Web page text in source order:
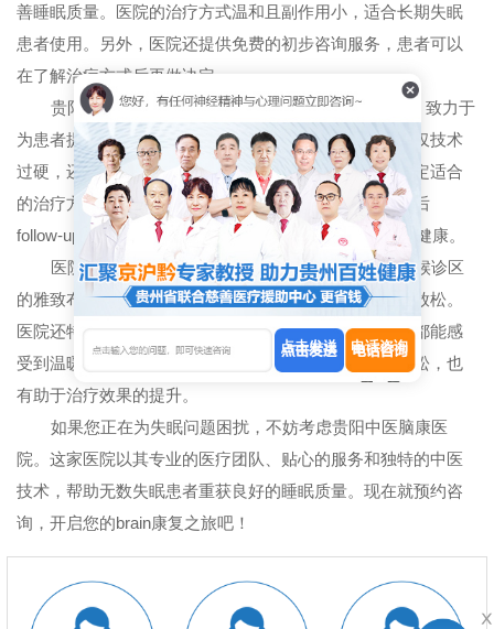
善睡眠质量。医院的治疗方式温和且副作用小，适合长期失眠
患者使用。另外，医院还提供免费的初步咨询服务，患者可以
在了解治疗方式后再做决定。
贵阳中医脑康医院始终坚持“以患者为中心”的理念，致力于
为患者提供专业、贴心的医疗服务。医院的医生团队不仅技术
过硬，还注重与患者的沟通，耐心倾听患者的需求，制定适合
的治疗方案。医院的服务范围不仅限于治疗，还包括术后
follow-up 和生活方式指导，帮助患者更好地管理自己的健康。
医院的环境也为患者的治疗体验增色不少。无论是候诊区
的雅致布置，还是诊疗室的整洁安静，都让人感到舒适放松。
医院还特别安排了专人陪同患者就诊，确保每一位患者都能感
受到温暖和关怀。这样的环境不仅有利于患者的心理放松，也
有助于治疗效果的提升。
如果您正在为失眠问题困扰，不妨考虑贵阳中医脑康医
院。这家医院以其专业的医疗团队、贴心的服务和独特的中医
技术，帮助无数失眠患者重获良好的睡眠质量。现在就预约咨
询，开启您的brain康复之旅吧！
点击发送 电话咨询